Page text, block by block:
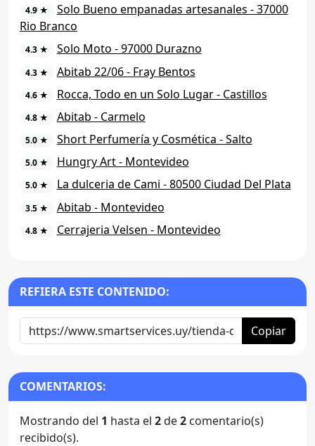
4.9 ★
Solo Bueno empanadas artesanales - 37000
Rio Branco
4.3 ★ Solo Moto - 97000 Durazno
4.3 ★ Abitab 22/06 - Fray Bentos
4.6 ★ Rocca, Todo en un Solo Lugar - Castillos
4.8 ★ Abitab - Carmelo
5.0 ★ Short Perfumería y Cosmética - Salto
5.0 ★ Hungry Art - Montevideo
5.0 ★ La dulceria de Cami - 80500 Ciudad Del Plata
3.5 ★ Abitab - Montevideo
4.8 ★ Cerrajeria Velsen - Montevideo
REFIERA ESTE CONTENIDO:
Copiar
COMENTARIOS:
Mostrando del 1 hasta el 2de2 comentario(s)
recibido(s).